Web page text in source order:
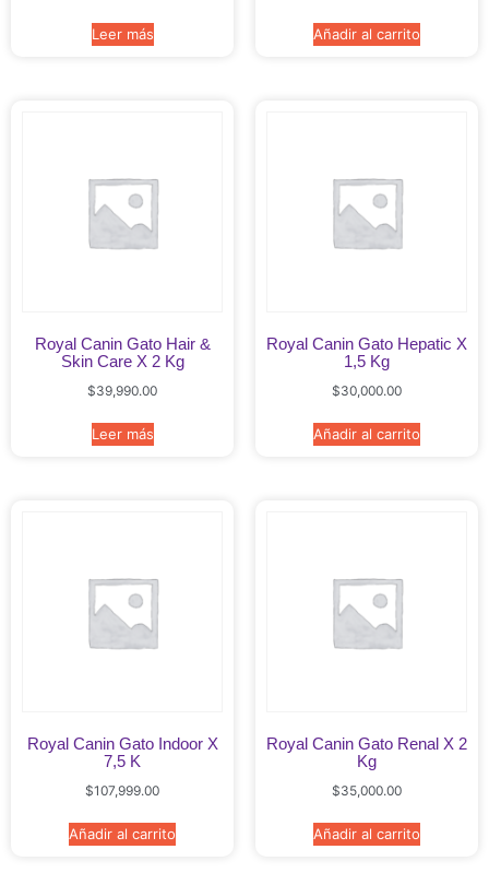
Leer más Añadir al carrito
Royal Canin Gato Hair &
Skin Care X 2 Kg
$39,990.00
Leer más
Royal Canin Gato Hepatic X
1,5 Kg
$30,000.00
Añadir al carrito
Royal Canin Gato Indoor X
7,5 K
$107,999.00
Añadir al carrito
Royal Canin Gato Renal X 2
Kg
$35,000.00
Añadir al carrito